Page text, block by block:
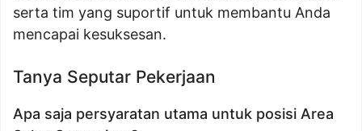
serta tim yang suportif untuk membantu Anda
mencapai kesuksesan.
Tanya Seputar Pekerjaan
Apa saja persyaratan utama untuk posisi Area